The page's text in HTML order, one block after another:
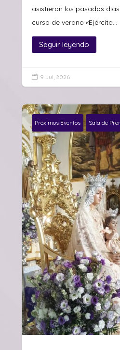
asistieron los pasados
curso de verano «Ejército...
Seguir leyendo
 9 Jul, 2026
Próximos Eventos Sala de